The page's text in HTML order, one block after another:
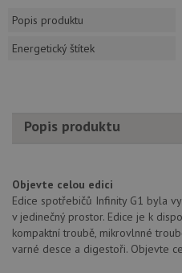
Popis produktu
Energetický štítek
Popis produktu
Objevte celou edici
Edice spotřebičů Infinity G1 byla
v jedinečný prostor. Edice je k
kompaktní troubě, mikrovlnné
varné desce a digestoři. Objevte